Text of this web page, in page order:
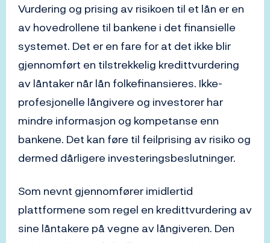
Vurdering og prising av risikoen til et lån er en
av hovedrollene til bankene i det finansielle
systemet. Det er en fare for at det ikke blir
gjennomført en tilstrekkelig kredittvurdering
av låntaker når lån folkefinansieres. Ikke-
profesjonelle långivere og investorer har
mindre informasjon og kompetanse enn
bankene. Det kan føre til feilprising av risiko og
dermed dårligere investeringsbeslutninger.
Som nevnt gjennomfører imidlertid
plattformene som regel en kredittvurdering av
sine låntakere på vegne av långiveren. Den